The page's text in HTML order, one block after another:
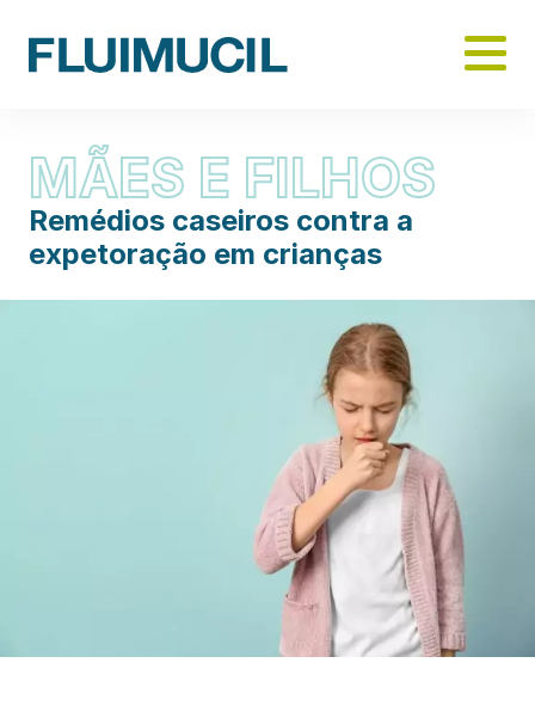
MÃES E FILHOS
Remédios caseiros contra a
expetoração em crianças